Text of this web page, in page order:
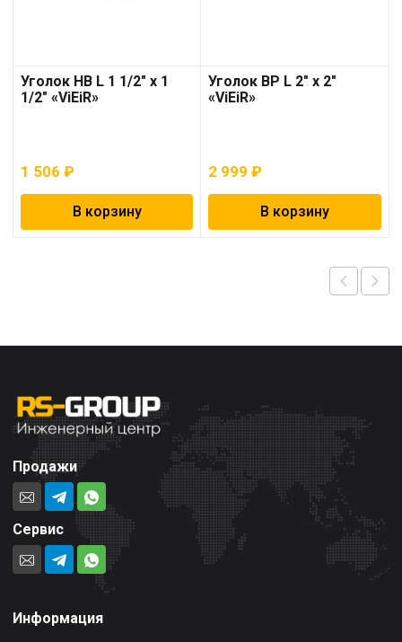
Уголок НВ L 1 1/2″ х 1
1/2″ «ViEiR»
1 506 ₽
В корзину
Уголок ВР L 2″ х 2″
«ViEiR»
2 999₽
В корзину
Продажи
Сервис
Информация